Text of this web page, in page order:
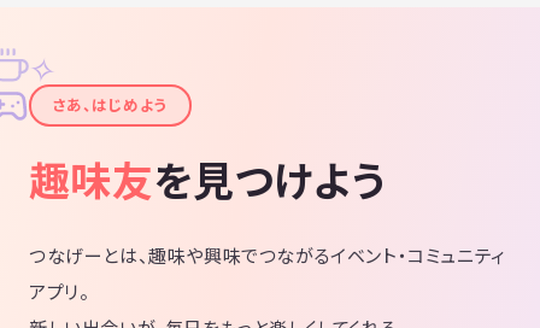
✦
✧
さあ、はじめよう
趣味友を見つけよう
つなげーとは、趣味や興味でつながるイベント・コミュニティ
アプリ。